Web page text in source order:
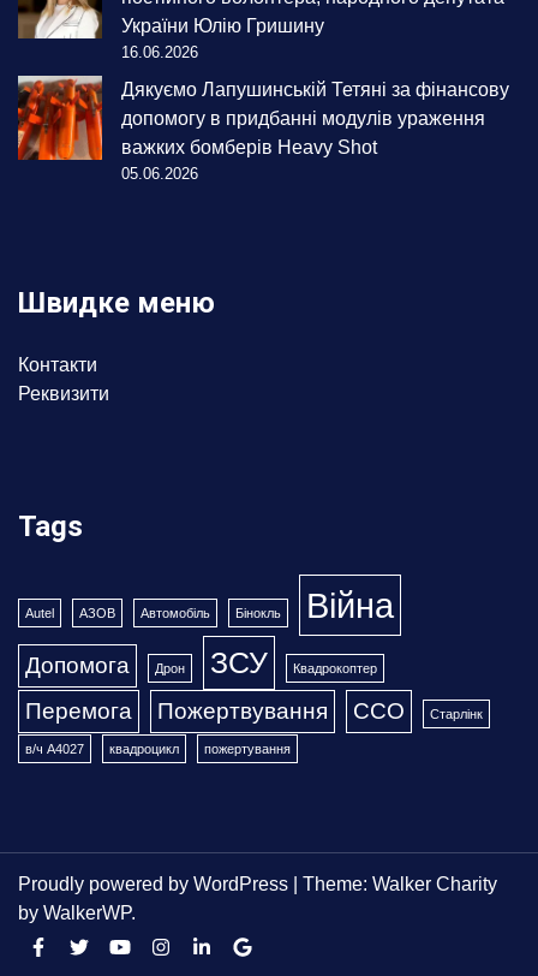
України Юлію Гришину
16.06.2026
Дякуємо Лапушинській Тетяні за фінансову
допомогу в придбанні модулів ураження
важких бомберів Heavy Shot
05.06.2026
Швидке меню
Контакти
Реквизити
Tags
Autel АЗОВ Автомобіль Бінокль Війна
Допомога Дрон ЗСУ Квадрокоптер
Перемога Пожертвування ССО Старлінк
в/ч А4027 квадроцикл пожертування
Proudly powered by WordPress
Theme: Walker Charity
by WalkerWP.